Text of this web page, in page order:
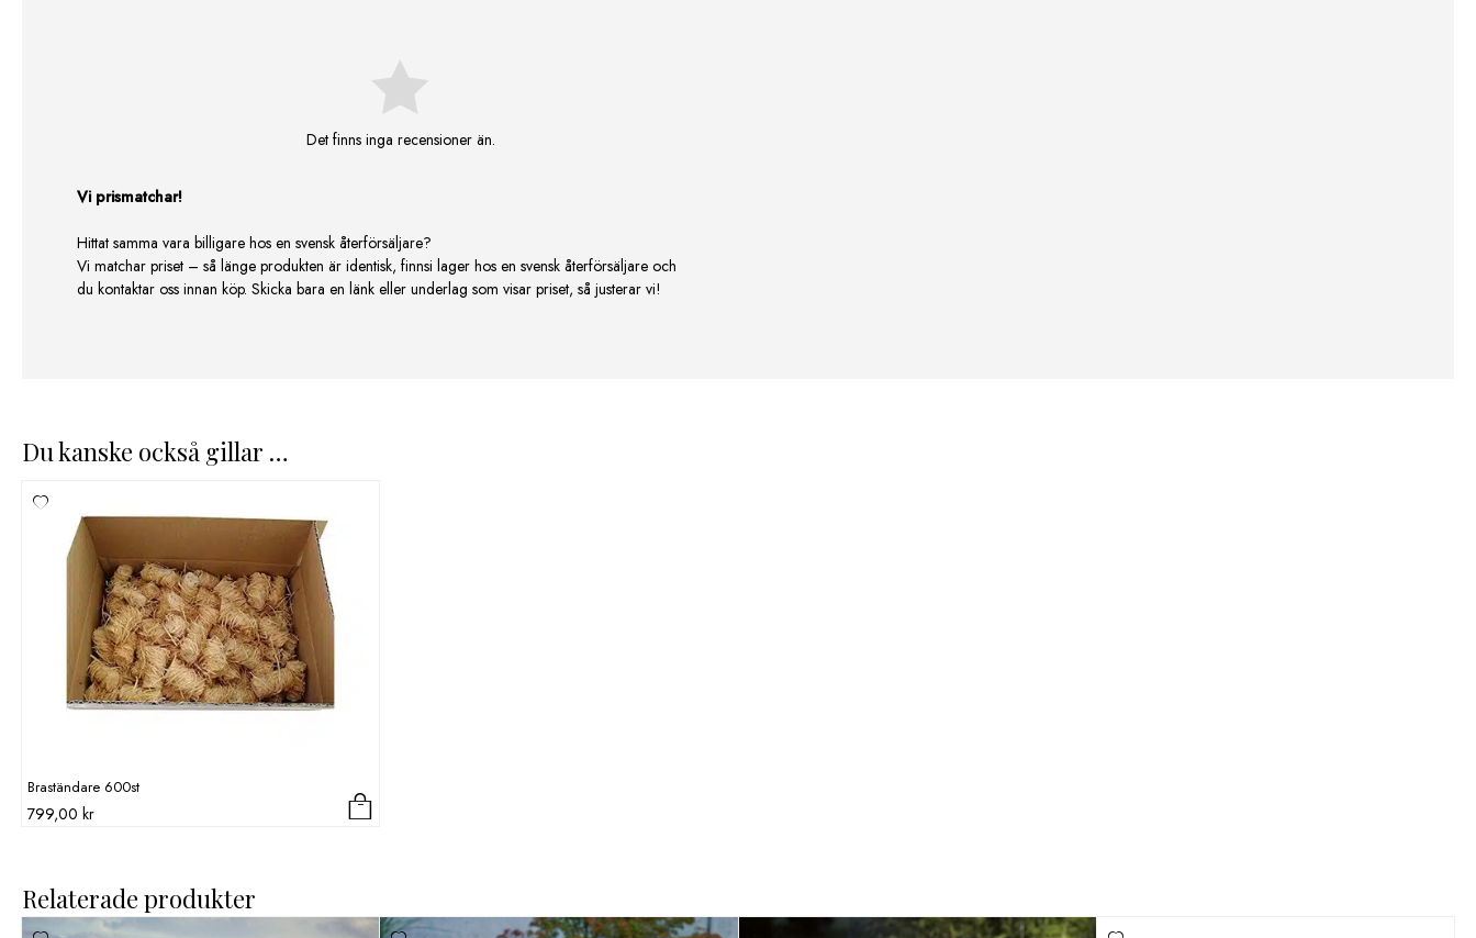
Det finns inga recensioner än.
Vi prismatchar!
Hittat samma vara billigare hos en svensk återförsäljare?
Vi matchar priset – så länge produkten är identisk, finnsi lager hos en svensk återförsäljare och
du kontaktar oss innan köp. Skicka bara en länk eller underlag som visar priset, så justerar vi!
Du kanske också gillar …
Braständare 600st
799,00 kr
Relaterade produkter